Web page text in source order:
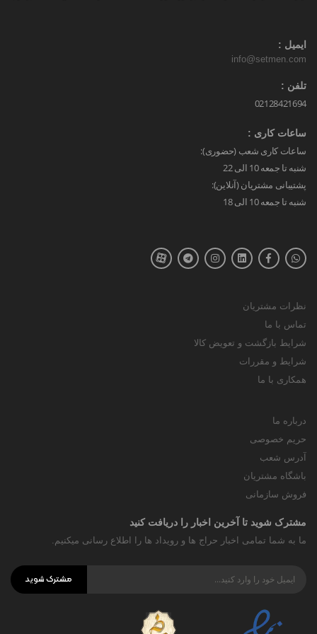
ایمیل :
info@setmen.com
تلفن :
02128421694
ساعات کاری :
ساعات کاری شعب (حضوری):
شنبه تا جمعه 10 الی 22
پشتیبانی مشتریان (آنلاین):
شنبه تا جمعه 10 الی 18
نظرات مشتریان
تماس با ما
شرایط بازگشت و تعویض کالا
شرایط و مقررات
همکاری با ما
درباره ما
حریم خصوصی
آدرس شعب
باشگاه مشتریان
فروش سازمانی
مشترک شوید تا آخرین اخبار را دریافت کنید
ما به شما تمامی اخبار حراج ها و رویداد ها را اطلاع رسانی میکنیم.
مشترک شوید